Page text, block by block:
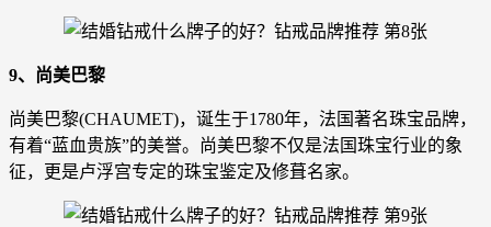
9、尚美巴黎
尚美巴黎(CHAUMET)，诞生于1780年，法国著名珠宝品牌，
有着“蓝血贵族”的美誉。尚美巴黎不仅是法国珠宝行业的象
征，更是卢浮宫专定的珠宝鉴定及修葺名家。